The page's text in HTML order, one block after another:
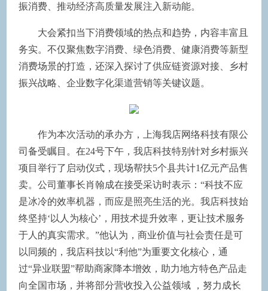
振消费、推动经济高质量发展注入新动能。
大会紧扣当下消费领域的热点和趋势，内容丰富且
务实。不仅聚焦数字消费、绿色消费、健康消费等新型
消费场景的打造，还深入探讨了供应链资源对接、乡村
振兴战略、企业数字化渠道营销等关键议题。
作为本次活动的承办方，上海我店网络科技有限公
司备受瞩目。在24号下午，我店科技特别针对乡村振兴
项目举行了启动仪式，现场帮扶5个县共计1亿元产品售
卖。公司董事长肖翰成在接受采访时表示：“科技不应
是冰冷的效率机器，而应是照亮生活的光。我店科技始
终坚持‘以人为核心’，用技术提升效率，更让技术服务
于人的真实需求。”他认为，商业价值与社会责任是可
以同频的，我店科技以“利他”为重要文化核心，通
过“异业联盟”帮助商家降本增效，助力地方特色产品走
向全国市场，并将部分营收投入公益领域 ，努力成长